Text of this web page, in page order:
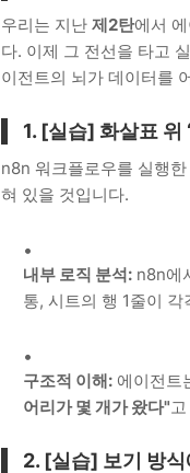
우리는 지난 제2탄에서
다. 이제 그 전선을 타고
이전트의 뇌가 데이터를
1. [실습] 화살표 위
n8n 워크플로우를 실행
혀 있을 것입니다.
내부 로직 분석: n8n에
통, 시트의 행 1줄이
구조적 이해: 에이전트
어리가 몇 개가 왔다"
2. [실습] 보기 방